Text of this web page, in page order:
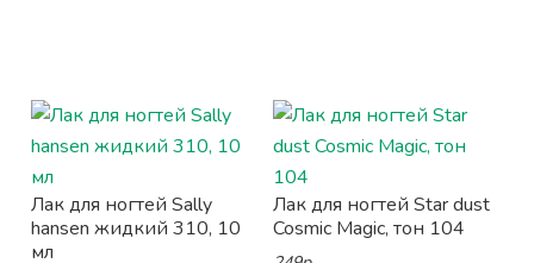
Лак для ногтей Sally
hansen жидкий 310, 10
мл
Лак для ногтей Star dust
Cosmic Magic, тон 104